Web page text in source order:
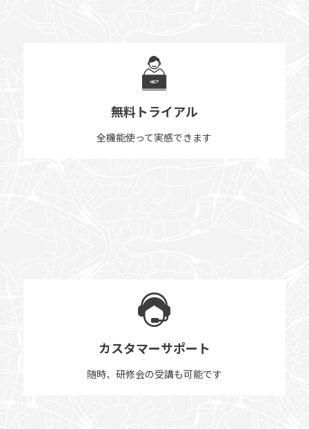
無料トライアル
全機能使って実感できます
カスタマーサポート
随時、研修会の受講も可能です